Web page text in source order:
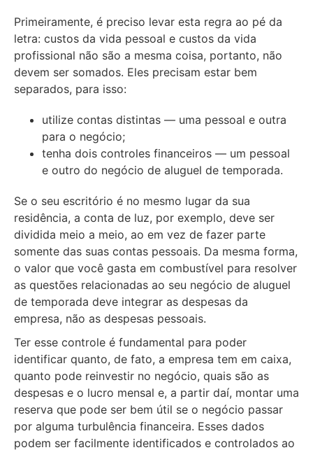
Primeiramente, é preciso levar esta regra ao pé da
letra: custos da vida pessoal e custos da vida
profissional não são a mesma coisa, portanto, não
devem ser somados. Eles precisam estar bem
separados, para isso:
utilize contas distintas — uma pessoal e outra
para o negócio;
tenha dois controles financeiros — um pessoal
e outro do negócio de aluguel de temporada.
Se o seu escritório é no mesmo lugar da sua
residência, a conta de luz, por exemplo, deve ser
dividida meio a meio, ao em vez de fazer parte
somente das suas contas pessoais. Da mesma forma,
o valor que você gasta em combustível para resolver
as questões relacionadas ao seu negócio de aluguel
de temporada deve integrar as despesas da
empresa, não as despesas pessoais.
Ter esse controle é fundamental para poder
identificar quanto, de fato, a empresa tem em caixa,
quanto pode reinvestir no negócio, quais são as
despesas e o lucro mensal e, a partir daí, montar uma
reserva que pode ser bem útil se o negócio passar
por alguma turbulência financeira. Esses dados
podem ser facilmente identificados e controlados ao